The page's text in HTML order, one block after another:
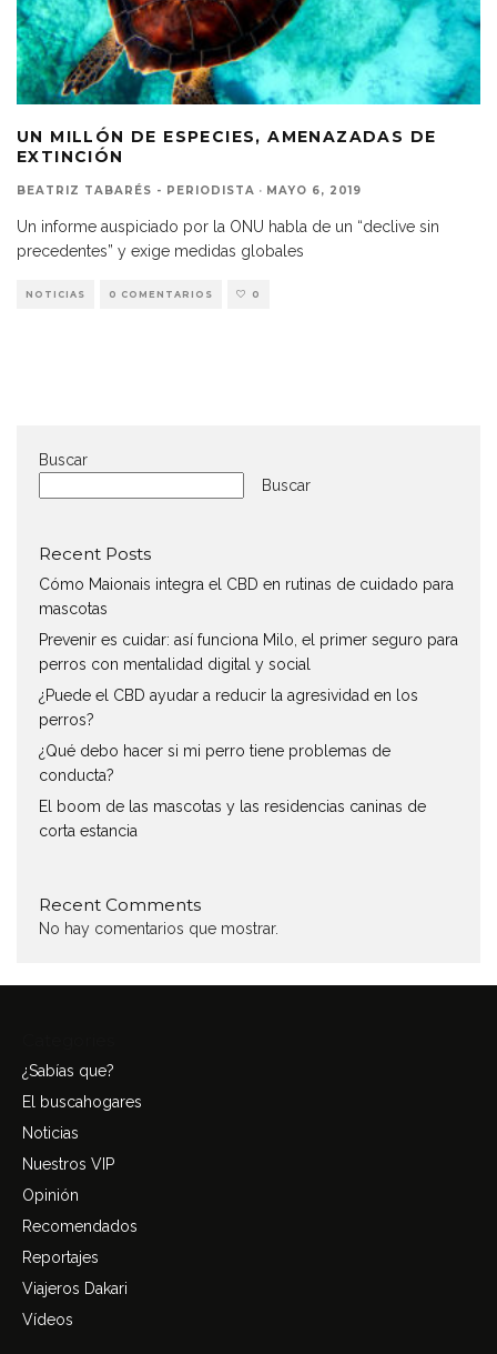
UN MILLÓN DE ESPECIES, AMENAZADAS DE
EXTINCIÓN
BEATRIZ TABARÉS - PERIODISTA · MAYO 6, 2019
Un informe auspiciado por la ONU habla de un “declive sin
precedentes” y exige medidas globales
NOTICIAS 0 COMENTARIOS 0
Buscar
Buscar
Recent Posts
Cómo Maionais integra el CBD en rutinas de cuidado para
mascotas
Prevenir es cuidar: así funciona Milo, el primer seguro para
perros con mentalidad digital y social
¿Puede el CBD ayudar a reducir la agresividad en los
perros?
¿Qué debo hacer si mi perro tiene problemas de
conducta?
El boom de las mascotas y las residencias caninas de
corta estancia
Recent Comments
No hay comentarios que mostrar.
¿Sabías que?
El buscahogares
Noticias
Nuestros VIP
Opinión
Recomendados
Reportajes
Viajeros Dakari
Vídeos